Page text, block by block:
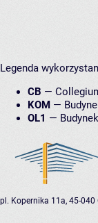
Legenda
CB —
KOM —
OL1 —
pl. Kopernika 11a, 45-040